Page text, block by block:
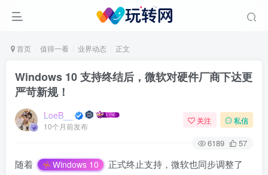
首页 值得一看 业界动态 正文
Windows 10 支持终结后，微软对硬件厂商下达更
严苛新规！
LoeB__
10个月前发布
关注 私信
6189 57
随着 Windows 10
正式终止支持，微软也同步调整了